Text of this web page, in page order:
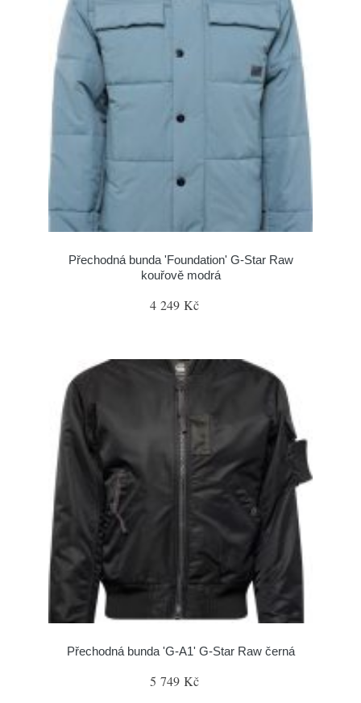
Přechodná bunda 'Foundation' G-Star Raw
kouřově modrá
4 249 Kč
Přechodná bunda 'G-A1' G-Star Raw černá
5 749 Kč